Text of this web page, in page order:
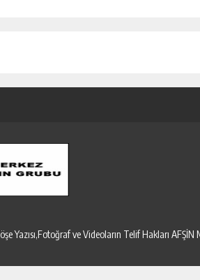
Yazısı,Fotoğraf ve Videoların Telif Hakları